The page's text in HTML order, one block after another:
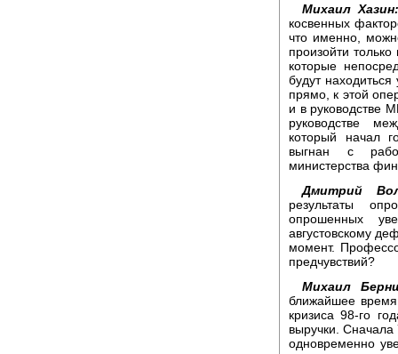
Михаил
косвенных
что именно,
произойти
которые
будут
прямо, к этой
и в руководстве
руководстве
который начал
выгнан с
министерства
Дмитрий
результаты
опрошенных
августовскому
момент.
предчувствий?
Михаил
ближайшее
кризиса 98-го
выручки. Сначала
одновременно